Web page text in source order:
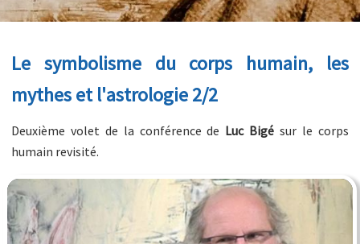
Le symbolisme du corps humain, les
mythes et l'astrologie 2/2
Deuxième volet de la conférence de Luc Bigé sur le corps
humain revisité.